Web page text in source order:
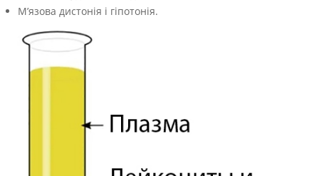
М’язова дистонія і гіпотонія.